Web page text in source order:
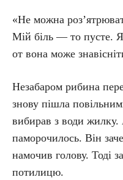
«Не можна
Мій біль — то пусте.
от вона може
Незабаром рибина
знову пішла
вибирав з води жилку.
паморочилось. Він
намочив голову. Тоді
потилицю.